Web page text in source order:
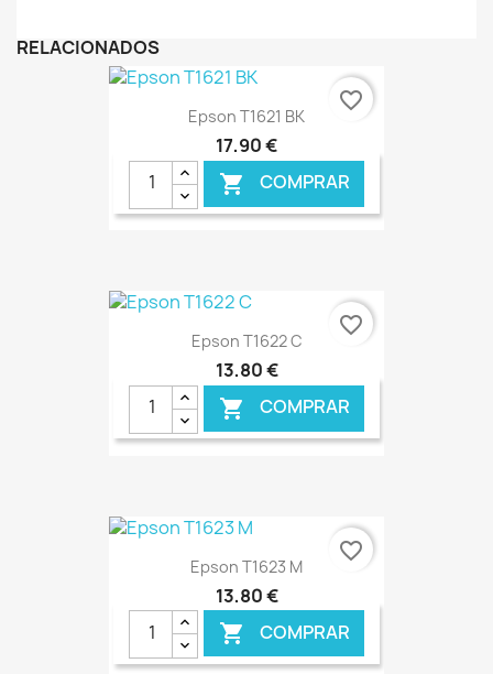
RELACIONADOS
Epson T1621 BK
17,90 €
 COMPRAR
€ ONLINE
favorite_border
Epson T1622 C
13,80 €
 COMPRAR
€ ONLINE
favorite_border
Epson T1623 M
13,80 €
 COMPRAR
favorite_border